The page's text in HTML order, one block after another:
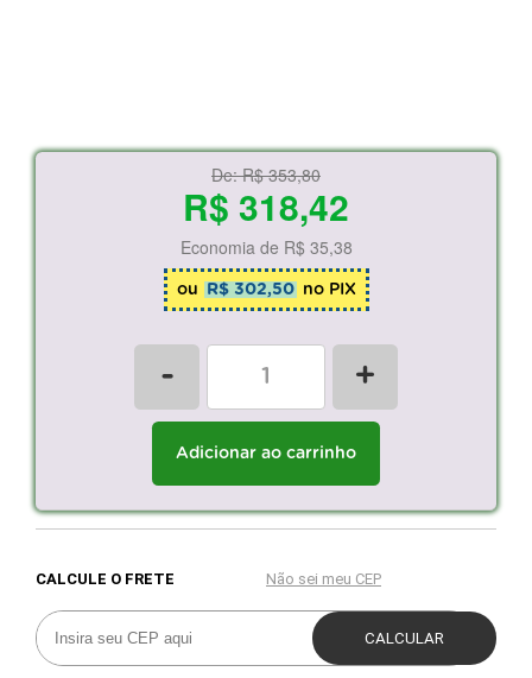
De:R$ 353,80
R$ 318,42
Economia de R$ 35,38
ou R$ 302,50 no PIX
- +
Adicionar ao carrinho